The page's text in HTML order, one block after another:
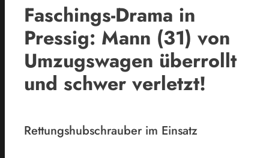
Faschings-Drama in
Pressig: Mann (31) von
Umzugswagen überrollt
und schwer verletzt!
Rettungshubschrauber im Einsatz